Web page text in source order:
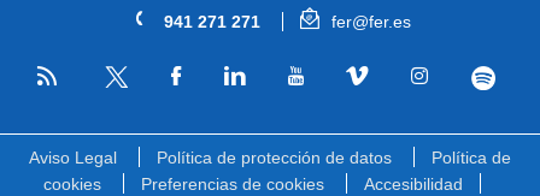
941 271 271 fer@fer.es
RSS
Aviso Legal Política de protección de datos
Política de
cookies
Preferencias de cookies
Accesibilidad